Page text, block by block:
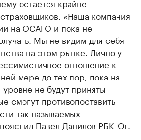
остается крайне
«Наша компания
на ОСАГО и пока не
Мы не видим для себя
на этом рынке. Лично у
отношение к
мере до тех пор, пока на
уровне не будут приняты
смогут противопоставить
так называемых
Павел Данилов РБК Юг.